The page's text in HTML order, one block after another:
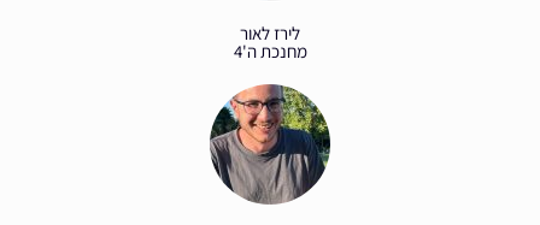
לירז לאור
מחנכת ה'4